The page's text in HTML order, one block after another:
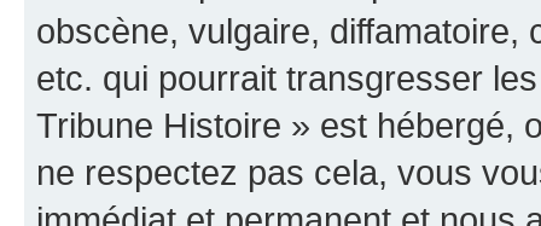
obscène, vulgaire, diffamatoire,
etc. qui pourrait transgresser
Tribune Histoire » est hébergé,
ne respectez pas cela, vous